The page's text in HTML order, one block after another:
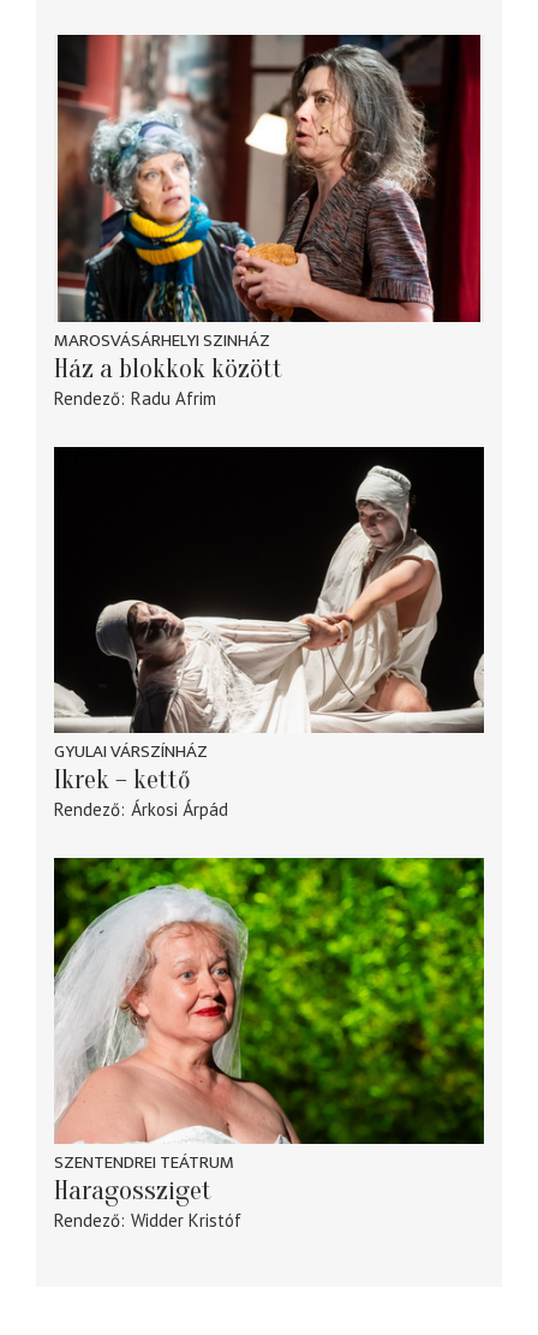
MAROSVÁSÁRHELYI SZINHÁZ
Ház a blokkok között
Rendező Radu Afrim
GYULAI VÁRSZÍNHÁZ
Ikrek – kettő
Rendező Árkosi Árpád
SZENTENDREI TEÁTRUM
Haragossziget
Rendező Widder Kristóf